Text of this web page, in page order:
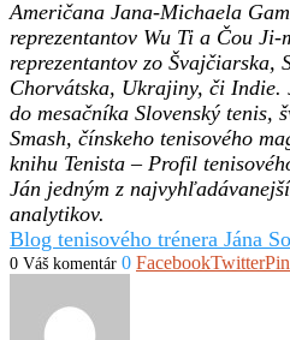
Američana Jana-Michaela
reprezentantov Wu Ti a Čou
reprezentantov zo Švajčiarska,
Chorvátska, Ukrajiny, či Indie.
do mesačníka Slovenský tenis,
Smash, čínskeho tenisového
knihu Tenista – Profil
Ján jedným z
analytikov.
Blog tenisového trénera Jána
0 Váš komentár 0 FacebookTwitter